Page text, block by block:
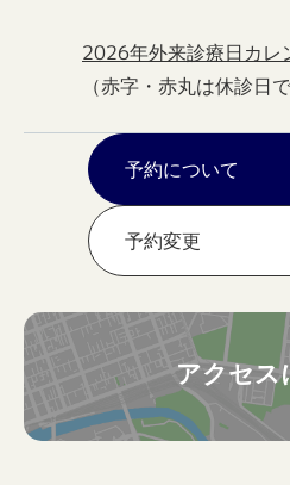
2026年外来診療日カレ
（赤字・赤丸は休診日で
予約について
予約変更
アクセス